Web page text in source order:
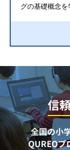
グの基礎概念を
信
全国の小
QUREOプ